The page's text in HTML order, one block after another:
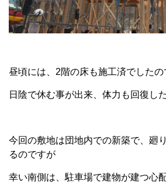
昼頃には、2階の床も施工済でした
日陰で休む事が出来、体力も回復し
今回の敷地は団地内での新築で、廻
るのですが
幸い南側は、駐車場で建物が建つ心